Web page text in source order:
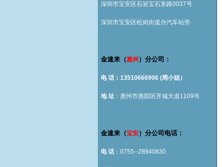
深圳市宝安区石岩宝石东路0037号
深圳市宝安区松岗街道办汽车站旁
金速来（惠州 ）分公司：
电 话：13510666906 (周小姐）
地 址 ：惠州市惠阳区开城大道1109号
金速来（宝安）分公司电话：
电 话 ：0755--28940830